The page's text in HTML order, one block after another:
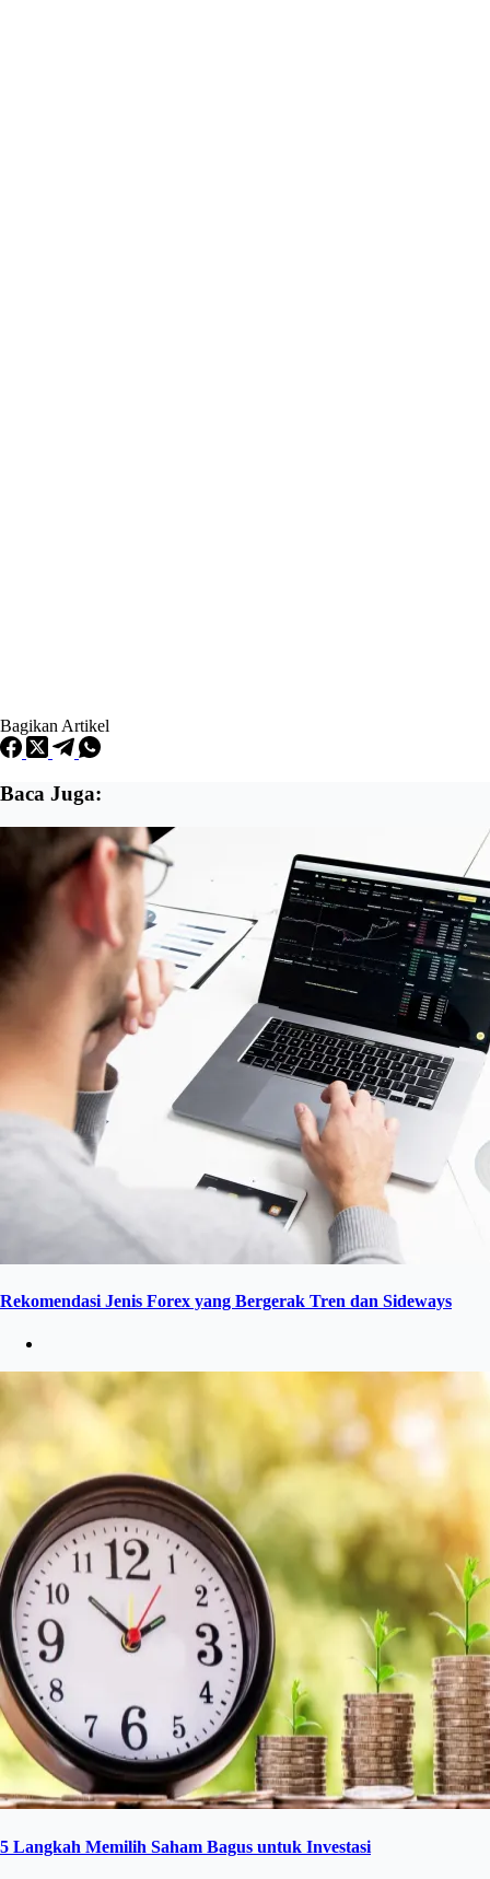
Bagikan Artikel
Baca Juga:
Rekomendasi Jenis Forex yang Bergerak Tren dan Sideways
5 Langkah Memilih Saham Bagus untuk Investasi